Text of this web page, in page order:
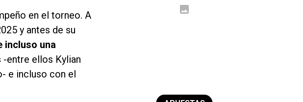
en el torneo. A
y antes de su
incluso una
entre ellos Kylian
e incluso con el